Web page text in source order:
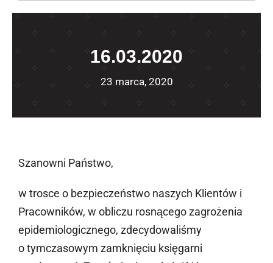
Newsletter
Kontakt
16.03.2020
23 marca, 2020
Szanowni Państwo,
w trosce o bezpieczeństwo naszych Klientów i
Pracowników, w obliczu rosnącego zagrożenia
epidemiologicznego, zdecydowaliśmy
o tymczasowym zamknięciu księgarni